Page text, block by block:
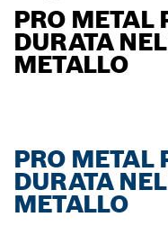
PRO METAL
DURATA
METALLO
PRO METAL
DURATA
METALLO